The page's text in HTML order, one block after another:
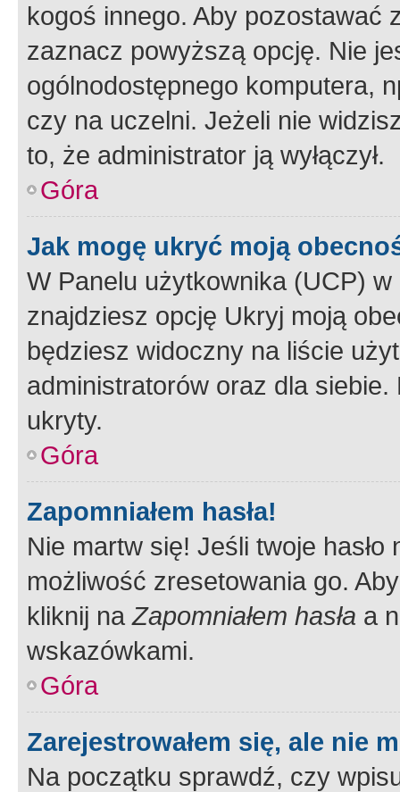
kogoś innego. Aby pozostawać
zaznacz powyższą opcję. Nie
ogólnodostępnego komputera,
czy na uczelni. Jeżeli nie
to, że administrator ją wyłączył.
Góra
Jak mogę ukryć moją
W Panelu użytkownika (UCP) w
znajdziesz opcję Ukryj moją
będziesz widoczny na liście
administratorów oraz dla
ukryty.
Góra
Zapomniałem hasła!
Nie martw się! Jeśli twoje
możliwość zresetowania go.
kliknij naZapomniałem hasła a
wskazówkami.
Góra
Zarejestrowałem się, ale nie
Na początku sprawdź, czy